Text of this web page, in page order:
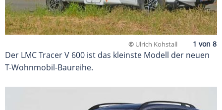
© Ulrich Kohstall
Der LMC Tracer V 600 ist das kleinste Modell der neuen
T-Wohnmobil-Baureihe.